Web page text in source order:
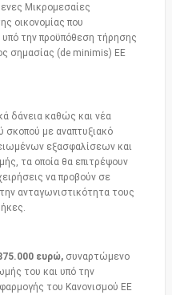
Mικρομεσαίες
οικονομίας που
την προϋπόθεση τήρησης
σημασίας (de minimis) EE
δάνεια καθώς και νέα
σκοπού με αναπτυξιακό
εξασφαλίσεων και
τα οποία θα επιτρέψουν
να προβούν σε
ανταγωνιστικότητα τους
ευρώ, συναρτώμενο
του και υπό την
του Κανονισμού ΕΕ